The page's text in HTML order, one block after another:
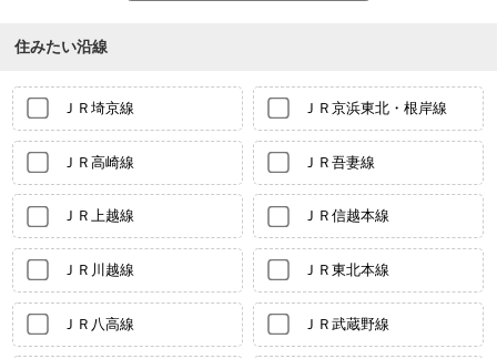
住みたい沿線
ＪＲ埼京線 ＪＲ京浜東北・根岸線
ＪＲ高崎線 ＪＲ吾妻線
ＪＲ上越線 ＪＲ信越本線
ＪＲ川越線 ＪＲ東北本線
ＪＲ八高線 ＪＲ武蔵野線